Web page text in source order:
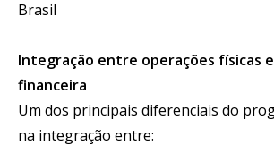
Brasil
Integração entre operações físicas
financeira
Um dos principais diferenciais do
na integração entre: